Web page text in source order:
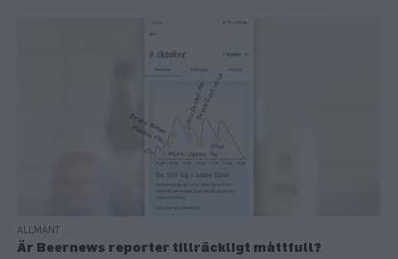
ALLMÄNT
Är Beernews reporter tillräckligt måttfull?